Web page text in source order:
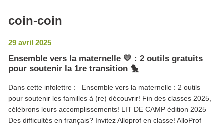
coin-coin
29 avril 2025
Ensemble vers la maternelle 💛 : 2 outils gratuits
pour soutenir la 1re transition 🐤
Dans cette infolettre : Ensemble vers la maternelle : 2 outils
pour soutenir les familles à (re) découvrir! Fin des classes 2025,
célébrons leurs accomplissements! LIT DE CAMP édition 2025
Des difficultés en français? Invitez Alloprof en classe! AlloProf